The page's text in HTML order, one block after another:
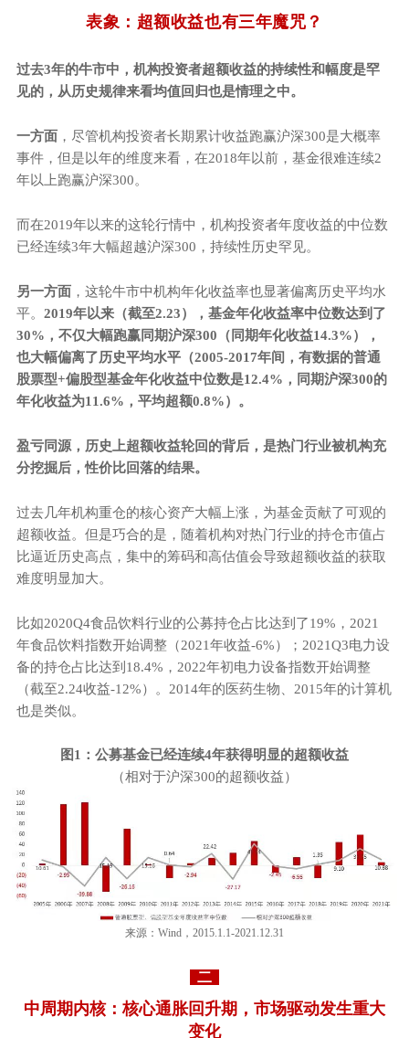
表象：超额收益也有三年魔咒？
过去3年的牛市中，机构投资者超额收益的持续性和幅度是罕
见的，从历史规律来看均值回归也是情理之中。
一方面 ，尽管机构投资者长期累计收益跑赢沪深300是大概率
事件，但是以年的维度来看，在2018年以前，基金很难连续2
年以上跑赢沪深300。
而在2019年以来的这轮行情中，机构投资者年度收益的中位数
已经连续3年大幅超越沪深300，持续性历史罕见。
另一方面 ，这轮牛市中机构年化收益率也显著偏离历史平均水
平。2019年以来（截至2.23），基金年化收益率中位数达到了
30%，不仅大幅跑赢同期沪深300（同期年化收益14.3%），
也大幅偏离了历史平均水平（2005-2017年间，有数据的普通
股票型+偏股型基金年化收益中位数是12.4%，同期沪深300的
年化收益为11.6%，平均超额0.8%）。
盈亏同源，历史上超额收益轮回的背后，是热门行业被机构充
分挖掘后，性价比回落的结果。
过去几年机构重仓的核心资产大幅上涨，为基金贡献了可观的
超额收益。但是巧合的是，随着机构对热门行业的持仓市值占
比逼近历史高点，集中的筹码和高估值会导致超额收益的获取
难度明显加大。
比如2020Q4食品饮料行业的公募持仓占比达到了19%，2021
年食品饮料指数开始调整（2021年收益-6%）；2021Q3电力设
备的持仓占比达到18.4%，2022年初电力设备指数开始调整
（截至2.24收益-12%）。2014年的医药生物、2015年的计算机
也是类似。
图1 ：公募基金已经连续4年获得明显的超额收益
（相对于沪深300的超额收益）
来源：Wind，2015.1.1-2021.12.31
二
中周期内核：核心通胀回升期，市场驱动发生重大
变化